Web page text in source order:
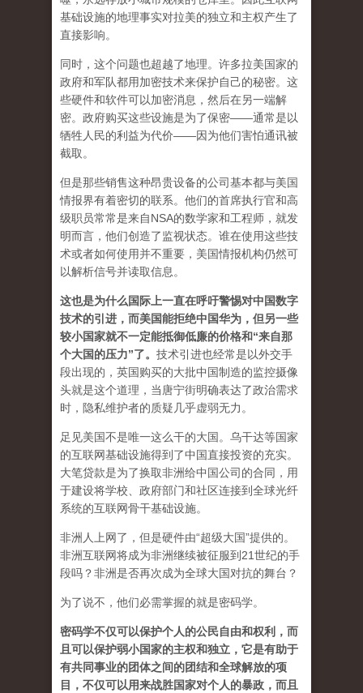
基础设施的地理事实对拉美的独立和主权产生了
直接影响。
同时，这个问题也超越了地理。许多拉美国家的
政府和军​​队都用加密技术来保护自己的秘密。这
些硬件和软件可以加密消息，然后在另一端解
密。政府购买这些设施是为了保密——通常是以
牺牲人民的利益为代价——因为他们害怕通讯被
截取。
但是那些销售这种昂贵设备的公司基本都与美国
情报界有着密切的联系。他们的首席执行官和高
级职员常常是来自NSA的数学家和工程师，就发
明而言，他们创造了监视状态。谁在使用这些技
术或者如何使用并不重要，美国情报机构仍然可
以解析信号并读取信息。
这也是为什么国际上一直在呼吁警惕对中国数字
技术的引进，而美国能拒绝中国华为，但另一些
较小国家就不一定能抵御低廉的价格和“来自那
个大国的压力”了。 技术引进也经常是以外交手
段出现的，英国购买的大批中国制造的监控摄像
头就是这个道理，当唐宁街明确表达了政治需求
时，隐私维护者的质疑几乎虚弱无力。
足见美国不是唯一这么干的大国。乌干达等国家
的互联网基础设施得到了中国直接投资的充实。
大笔贷款是为了换取非洲给中国公司的合同，用
于建设将学校、政府部门和社区连接到全球光纤
系统的互联网骨干基础设施。
非洲人上网了，但是硬件由“超级大国”提供的。
非洲互联网将成为非洲继续被征服到21世纪的手
段吗？非洲是否再次成为全球大国对抗的舞台？
为了说不，他们必需掌握的就是密码学。
密码学不仅可以保护个人的公民自由和权利，而
且可以保护弱小国家的主权和独立，它是有助于
有共同事业的团体之间的团结和全球解放的项
目，不仅可以用来战胜国家对个人的暴政，而且